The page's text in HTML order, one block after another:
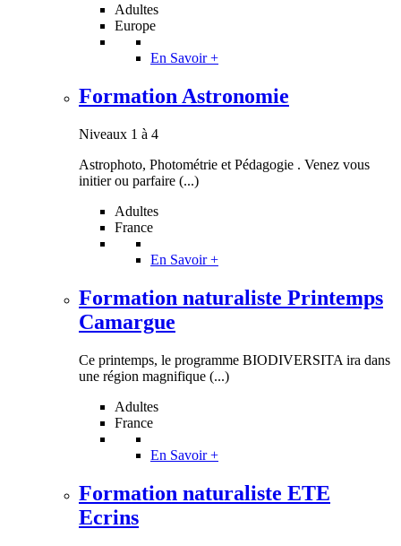
Adultes
Europe
En Savoir +
Formation Astronomie
Niveaux 1 à 4
Astrophoto, Photométrie et Pédagogie . Venez vous
initier ou parfaire (...)
Adultes
France
En Savoir +
Formation naturaliste Printemps
Camargue
Ce printemps, le programme BIODIVERSITA ira dans
une région magnifique (...)
Adultes
France
En Savoir +
Formation naturaliste ETE
Ecrins